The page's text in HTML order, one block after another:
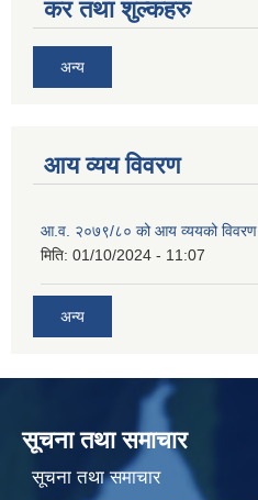
कर तथा शुल्कहरु
अन्य
आय व्यय विवरण
आ.व. २०७९/८० को आय व्ययको विवरण
मिति: 01/10/2024 - 11:07
अन्य
सूचना तथा समाचार
सूचना तथा समाचार